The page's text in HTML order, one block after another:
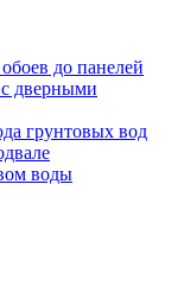
до панелей
дверными
грунтовых вод
воды